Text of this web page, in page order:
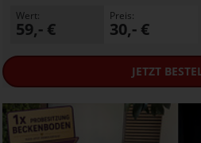
Wert:
59,- €
Preis:
30,- €
JETZT